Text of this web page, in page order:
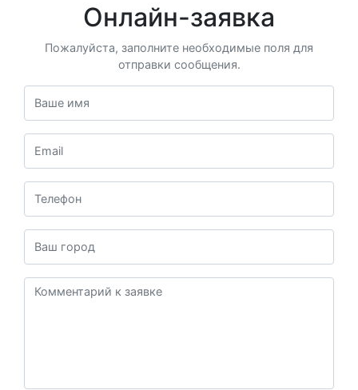
Онлайн-заявка
Пожалуйста, заполните необходимые поля для
отправки сообщения.